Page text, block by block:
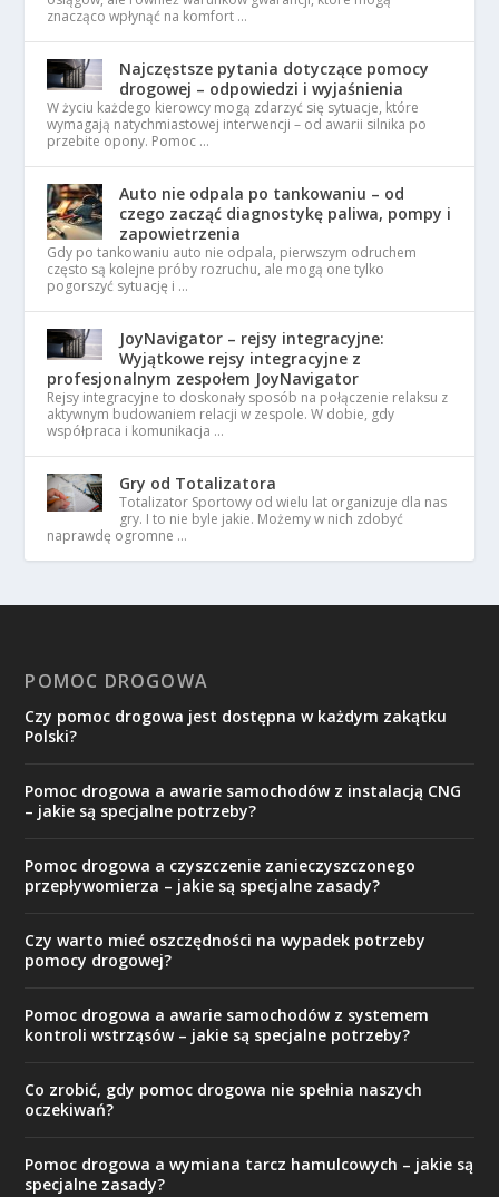
znacząco wpłynąć na komfort …
Najczęstsze pytania dotyczące pomocy
drogowej – odpowiedzi i wyjaśnienia
W życiu każdego kierowcy mogą zdarzyć się sytuacje, które
wymagają natychmiastowej interwencji – od awarii silnika po
przebite opony. Pomoc …
Auto nie odpala po tankowaniu – od
czego zacząć diagnostykę paliwa, pompy i
zapowietrzenia
Gdy po tankowaniu auto nie odpala, pierwszym odruchem
często są kolejne próby rozruchu, ale mogą one tylko
pogorszyć sytuację i …
JoyNavigator – rejsy integracyjne:
Wyjątkowe rejsy integracyjne z
profesjonalnym zespołem JoyNavigator
Rejsy integracyjne to doskonały sposób na połączenie relaksu z
aktywnym budowaniem relacji w zespole. W dobie, gdy
współpraca i komunikacja …
Gry od Totalizatora
Totalizator Sportowy od wielu lat organizuje dla nas
gry. I to nie byle jakie. Możemy w nich zdobyć
naprawdę ogromne …
POMOC DROGOWA
Czy pomoc drogowa jest dostępna w każdym zakątku
Polski?
Pomoc drogowa a awarie samochodów z instalacją CNG
– jakie są specjalne potrzeby?
Pomoc drogowa a czyszczenie zanieczyszczonego
przepływomierza – jakie są specjalne zasady?
Czy warto mieć oszczędności na wypadek potrzeby
pomocy drogowej?
Pomoc drogowa a awarie samochodów z systemem
kontroli wstrząsów – jakie są specjalne potrzeby?
Co zrobić, gdy pomoc drogowa nie spełnia naszych
oczekiwań?
Pomoc drogowa a wymiana tarcz hamulcowych – jakie są
specjalne zasady?